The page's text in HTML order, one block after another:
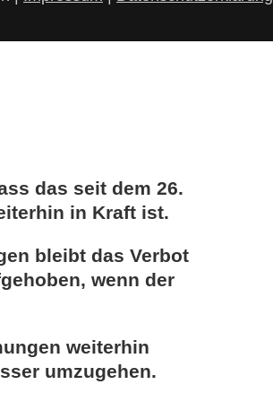
das seit dem 26.
in Kraft ist.
bleibt das Verbot
wenn der
weiterhin
umzugehen.